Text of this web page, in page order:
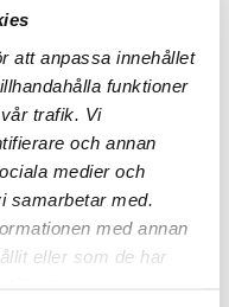
att anpassa innehållet
funktioner
trafik. Vi
och annan
medier och
samarbetar med.
med annan
eller som de har
TOOLS